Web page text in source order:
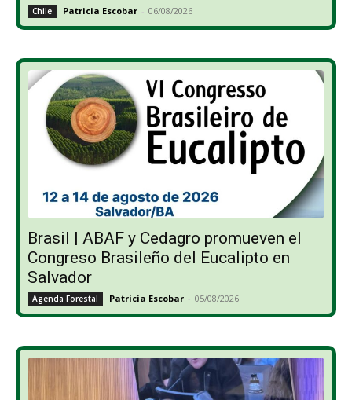
Chile Patricia Escobar - 06/08/2026
Brasil | ABAF y Cedagro promueven el
Congreso Brasileño del Eucalipto en
Salvador
Agenda Forestal Patricia Escobar - 05/08/2026